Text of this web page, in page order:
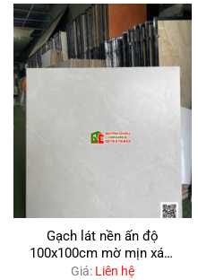
Gạch lát nền ấn độ
100x100cm mờ mịn xám
nhạt Baby Skin
Giá: Liên hệ